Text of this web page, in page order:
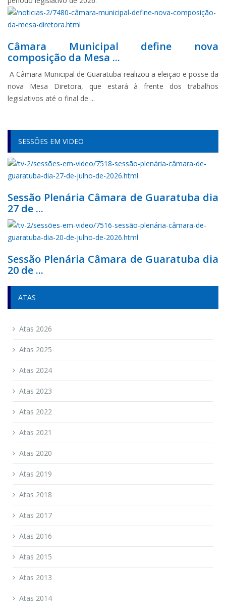
Câmara Municipal define nova
composição da Mesa ...
A Câmara Municipal de Guaratuba realizou a eleição e posse da
nova Mesa Diretora, que estará à frente dos trabalhos
legislativos até o final de ...
SESSÕES EM VIDEO
Sessão Plenária Câmara de Guaratuba dia
27 de ...
Sessão Plenária Câmara de Guaratuba dia
20 de ...
ATAS
Atas 2026
Atas 2025
Atas 2024
Atas 2023
Atas 2022
Atas 2021
Atas 2020
Atas 2019
Atas 2018
Atas 2017
Atas 2016
Atas 2015
Atas 2013
Atas 2014